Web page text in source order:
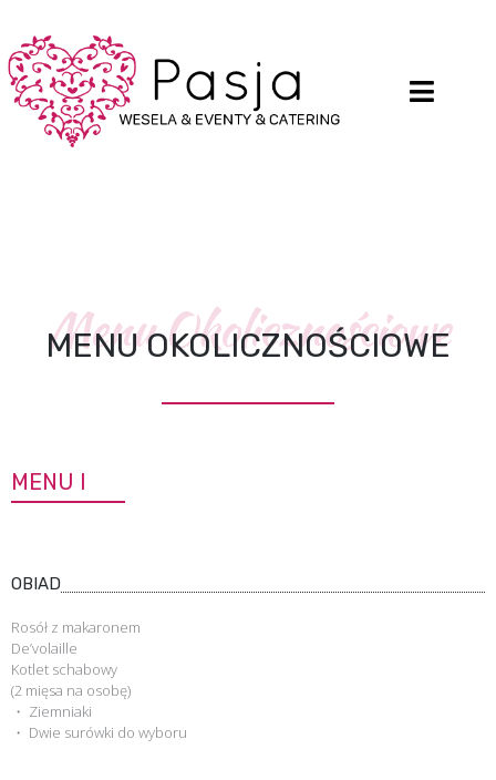
Menu Okolicznościowe
MENU OKOLICZNOŚCIOWE
MENU I
OBIAD
Rosół z makaronem
De’volaille
Kotlet schabowy
(2 mięsa na osobę)
・ Ziemniaki
・ Dwie surówki do wyboru